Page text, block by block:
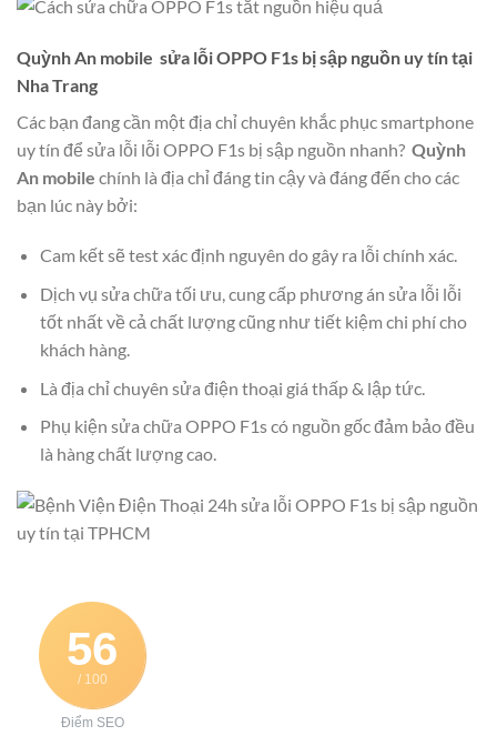
Quỳnh An mobile sửa lỗi OPPO F1s bị sập nguồn uy tín tại
Nha Trang
Các bạn đang cần một địa chỉ chuyên khắc phục smartphone
uy tín để sửa lỗi lỗi OPPO F1s bị sập nguồn nhanh? Quỳnh
An mobile chính là địa chỉ đáng tin cậy và đáng đến cho các
bạn lúc này bởi:
Cam kết sẽ test xác định nguyên do gây ra lỗi chính xác.
Dịch vụ sửa chữa tối ưu, cung cấp phương án sửa lỗi lỗi
tốt nhất về cả chất lượng cũng như tiết kiệm chi phí cho
khách hàng.
Là địa chỉ chuyên sửa điện thoại giá thấp & lập tức.
Phụ kiện sửa chữa OPPO F1s có nguồn gốc đảm bảo đều
là hàng chất lượng cao.
56
/ 100
Điểm SEO